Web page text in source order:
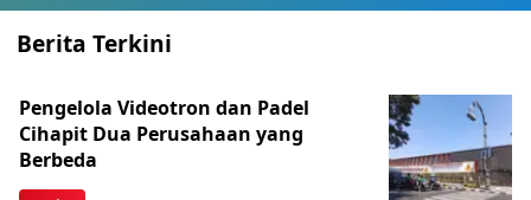
Berita Terkini
Pengelola Videotron dan Padel
Cihapit Dua Perusahaan yang
Berbeda